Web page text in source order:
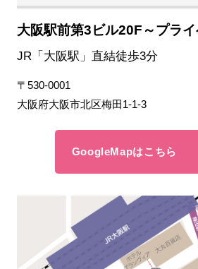
大阪駅前第3ビル20F～プラ
JR「大阪駅」直結徒歩3分
〒530-0001
大阪府大阪市北区梅田1-1-3
GoogleMapはこちら